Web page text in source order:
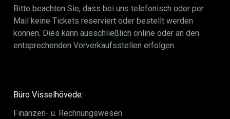
Bitte beachten Sie, dass bei uns telefonisch oder per
Mail keine Tickets reserviert oder bestellt werden
können. Dies kann ausschließlich online oder an den
entsprechenden Vorverkaufsstellen erfolgen.
Büro Visselhövede:
Finanzen- u. Rechnungswesen